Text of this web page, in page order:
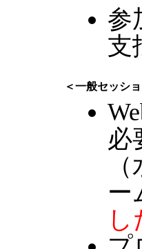
参
支
＜一般セッシ
必
ー
し